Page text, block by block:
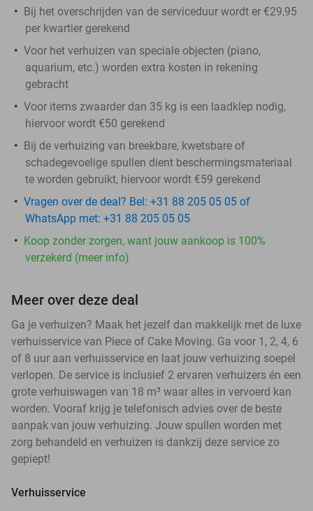
Bij het overschrijden van de serviceduur wordt er €29,95
per kwartier gerekend
Voor het verhuizen van speciale objecten (piano,
aquarium, etc.) worden extra kosten in rekening
gebracht
Voor items zwaarder dan 35 kg is een laadklep nodig,
hiervoor wordt €50 gerekend
Bij de verhuizing van breekbare, kwetsbare of
schadegevoelige spullen dient beschermingsmateriaal
te worden gebruikt, hiervoor wordt €59 gerekend
Vragen over de deal? Bel: +31 88 205 05 05 of
WhatsApp met: +31 88 205 05 05
Koop zonder zorgen, want jouw aankoop is 100%
verzekerd (meer info)
Meer over deze deal
Ga je verhuizen? Maak het jezelf dan makkelijk met de luxe
verhuisservice van Piece of Cake Moving. Ga voor 1, 2, 4, 6
of 8 uur aan verhuisservice en laat jouw verhuizing soepel
verlopen. De service is inclusief 2 ervaren verhuizers én een
grote verhuiswagen van 18 m³ waar alles in vervoerd kan
worden. Vooraf krijg je telefonisch advies over de beste
aanpak van jouw verhuizing. Jouw spullen worden met
zorg behandeld en verhuizen is dankzij deze service zo
gepiept!
Verhuisservice